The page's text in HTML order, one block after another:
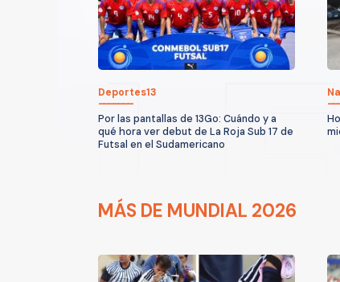
Deportes13
Por las pantallas de 13Go: Cuándo y a
qué hora ver debut de La Roja Sub 17 de
Futsal en el Sudamericano
MÁS DE MUNDIAL 2026